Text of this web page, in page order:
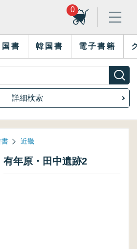
0
国書 韓国書 電子書籍
詳細検索
書 近畿
有年原・田中遺跡2